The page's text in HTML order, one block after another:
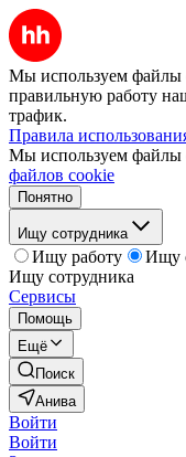
Мы используем файлы
правильную работу
трафик.
Правила
Мы используем файлы
файлов cookie
Понятно
Ищу сотрудника
Ищу работу
Ищу
Ищу сотрудника
Сервисы
Помощь
Ещё
Поиск
Анива
Войти
Войти